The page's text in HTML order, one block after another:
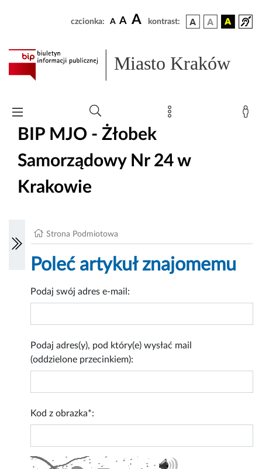
czcionka: A A A kontrast:
Miasto Kraków
BIP MJO - Żłobek
Samorządowy Nr 24 w
Krakowie
Strona Podmiotowa
Poleć artykuł znajomemu
Podaj swój adres e-mail:
Podaj adres(y), pod który(e) wysłać mail
(oddzielone przecinkiem):
Kod z obrazka*: